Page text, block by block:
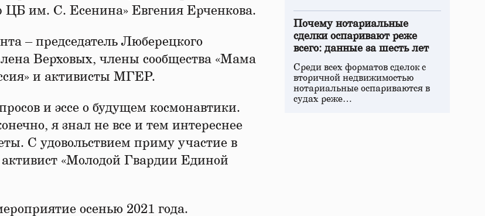
ЦБ им. С. Есенина» Евгения Ерченкова.
– председатель Люберецкого
Верховых, члены сообщества «Мама
и активисты МГЕР.
и эссе о будущем космонавтики.
я знал не все и тем интереснее
С удовольствием приму участие в
«Молодой Гвардии Единой
осенью 2021 года.
Почему нотариальные
сделки оспаривают реже
всего: данные за шесть лет
Среди всех форматов сделок с
вторичной недвижимостью
нотариальные оспариваются в
судах реже…